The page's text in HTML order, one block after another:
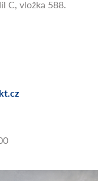
C, vložka 588.